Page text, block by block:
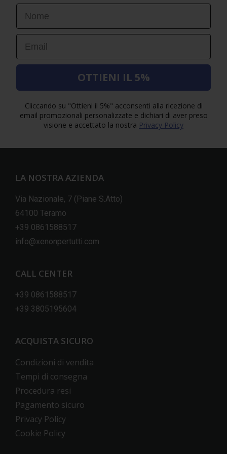
First Name
Email
OTTIENI IL 5%
Cliccando su "Ottieni il 5%" acconsenti alla ricezione di
email promozionali personalizzate e dichiari di aver preso
visione e accettato la nostra Privacy Policy
LA NOSTRA AZIENDA
Via Nazionale, 7 (Piane S.Atto)
64100 Teramo
+39 0861588517
info@xenonpertutti.com
CALL CENTER
+39 0861588517
+39 3805195604
ACQUISTA SICURO
Condizioni di vendita
Tempi di consegna
Procedura resi
Pagamento sicuro
Privacy Policy
Cookie Policy